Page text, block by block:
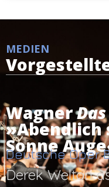
MEDIEN
Wagner
Sonne
Deutsche Oper
Derek Welton